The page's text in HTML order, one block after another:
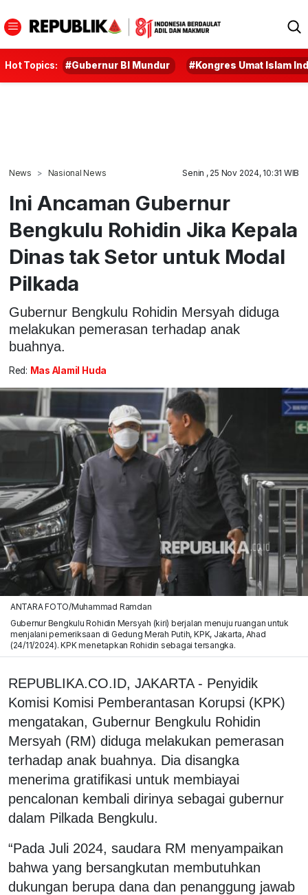
Hot Topics: #Gubernur BI Mundur #Kongres Umat Islam
News Nasional News Senin , 25 Nov 2024, 10:31 WIB
Ini Ancaman Gubernur
Bengkulu Rohidin Jika Kepala
Dinas tak Setor untuk Modal
Pilkada
Gubernur Bengkulu Rohidin Mersyah diduga
melakukan pemerasan terhadap anak
buahnya.
Red: Mas Alamil Huda
ANTARA FOTO/Muhammad Ramdan
Gubernur Bengkulu Rohidin Mersyah (kiri) berjalan menuju ruangan untuk
menjalani pemeriksaan di Gedung Merah Putih, KPK, Jakarta, Ahad
(24/11/2024). KPK menetapkan Rohidin sebagai tersangka.
REPUBLIKA.CO.ID, JAKARTA - Penyidik
Komisi Komisi Pemberantasan Korupsi (KPK)
mengatakan, Gubernur Bengkulu Rohidin
Mersyah (RM) diduga melakukan pemerasan
terhadap anak buahnya. Dia disangka
menerima gratifikasi untuk membiayai
pencalonan kembali dirinya sebagai gubernur
dalam Pilkada Bengkulu.
“Pada Juli 2024, saudara RM menyampaikan
bahwa yang bersangkutan membutuhkan
dukungan berupa dana dan penanggung jawab